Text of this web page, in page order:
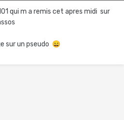
qui m a remis cet apres midi sur
sur un pseudo 😄